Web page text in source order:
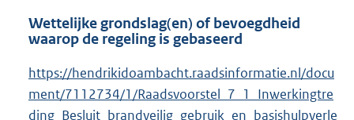
Wettelijke grondslag(en) of bevoegdheid
waarop de regeling is gebaseerd
E
x
t
https://hendrikidoambacht.raadsinformatie.nl/docu
ment/7112734/1/Raadsvoorstel_7_1_Inwerkingtre
ding_Besluit_brandveilig_gebruik_en_basishulpverle